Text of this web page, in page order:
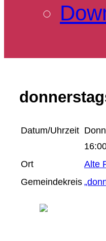
Datum/Uhrzeit
Ort
Alte
Gemeindekreis